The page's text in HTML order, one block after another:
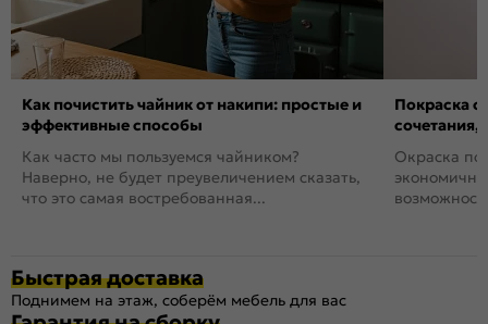
Как почистить чайник от накипи: простые и
эффективные способы
Как часто мы пользуемся чайником?
Наверно, не будет преувеличением сказать,
что это самая востребованная...
Покраска
сочетания,
Окраска
Быстрая доставка
Поднимем на этаж, соберём мебель для вас